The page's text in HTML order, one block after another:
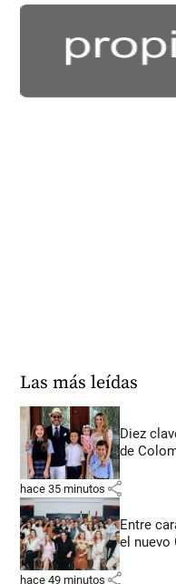
Las más leídas
Diez
de
hace 35 minutos share
Entre
el nuevo
hace 49 minutos share